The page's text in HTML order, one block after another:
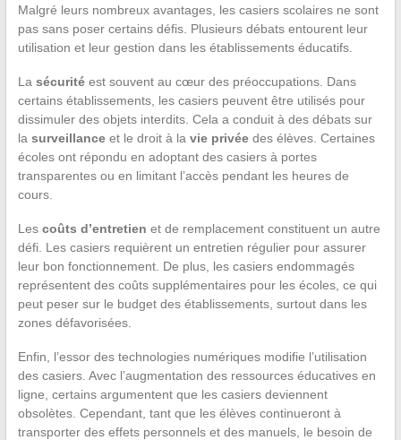
Malgré leurs nombreux avantages, les casiers scolaires ne sont
pas sans poser certains défis. Plusieurs débats entourent leur
utilisation et leur gestion dans les établissements éducatifs.
La sécuritéest souvent au cœur des préoccupations. Dans
certains établissements, les casiers peuvent être utilisés pour
dissimuler des objets interdits. Cela a conduit à des débats sur
la surveillanceet le droit à la vie privéedes élèves. Certaines
écoles ont répondu en adoptant des casiers à portes
transparentes ou en limitant l’accès pendant les heures de
cours.
Les coûts d’entretien et de remplacement constituent un autre
défi. Les casiers requièrent un entretien régulier pour assurer
leur bon fonctionnement. De plus, les casiers endommagés
représentent des coûts supplémentaires pour les écoles, ce qui
peut peser sur le budget des établissements, surtout dans les
zones défavorisées.
Enfin, l’essor des technologies numériques modifie l’utilisation
des casiers. Avec l’augmentation des ressources éducatives en
ligne, certains argumentent que les casiers deviennent
obsolètes. Cependant, tant que les élèves continueront à
transporter des effets personnels et des manuels, le besoin de